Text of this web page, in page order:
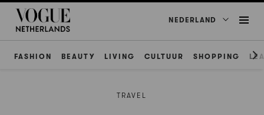
NEDERLAND
FASHION BEAUTY LIVING CULTUUR SHOPPING
TRAVEL